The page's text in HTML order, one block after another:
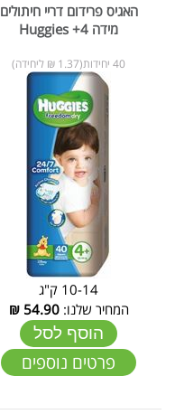
האגיס פרידום דריי חיתולים
מידה 4+ Huggies
40 יחידות(1.37 ₪ ליחידה)
10-14 ק"ג
המחיר שלנו:54.90
₪
הוסף לסל
פרטים נוספים